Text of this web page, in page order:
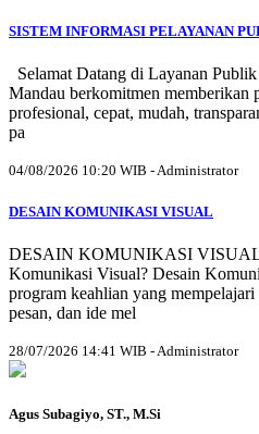
SISTEM INFORMASI PELAYANAN
Selamat Datang di Layanan
Mandau berkomitmen memberikan
profesional, cepat, mudah,
pa
04/08/2026 10:20 WIB - Administrator
DESAIN KOMUNIKASI VISUAL
DESAIN KOMUNIKASI
Komunikasi Visual? Desain
program keahlian yang
pesan, dan ide mel
28/07/2026 14:41 WIB - Administrator
Agus Subagiyo, ST., M.Si